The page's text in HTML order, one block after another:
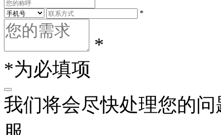
*
*
*为必填项
我们将会尽快处理您的